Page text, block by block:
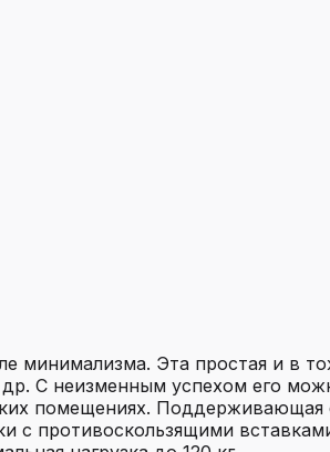
минимализма. Эта простая и в
С неизменным успехом его
помещениях.
противоскользящими